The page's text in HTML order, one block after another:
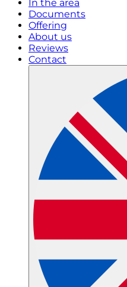
In the area
Documents
Offering
About us
Reviews
Contact